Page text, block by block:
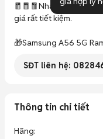
🧧🧧🧧Nhà em về thêm
giá rất tiết kiệm.
🎁Samsung A56 5G
SĐT liên hệ:
Thông tin chi tiết
Hãng: